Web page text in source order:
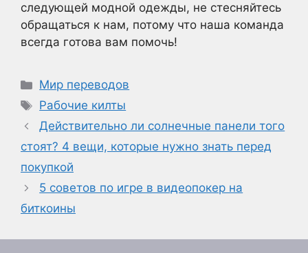
следующей модной одежды, не стесняйтесь
обращаться к нам, потому что наша команда
всегда готова вам помочь!
Рубрики
Мир переводов
Метки
Рабочие килты
Действительно ли солнечные панели того
стоят? 4 вещи, которые нужно знать перед
покупкой
5 советов по игре в видеопокер на
биткоины